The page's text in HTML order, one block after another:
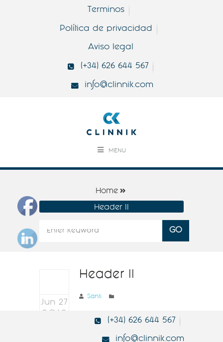
Terminos
Política de privacidad
Aviso legal
(+34) 626 644 567
info@clinnik.com
MENU
Home
Header II
Jun 27
Header II
Santi
(+34) 626 644 567
info@clinnik.com